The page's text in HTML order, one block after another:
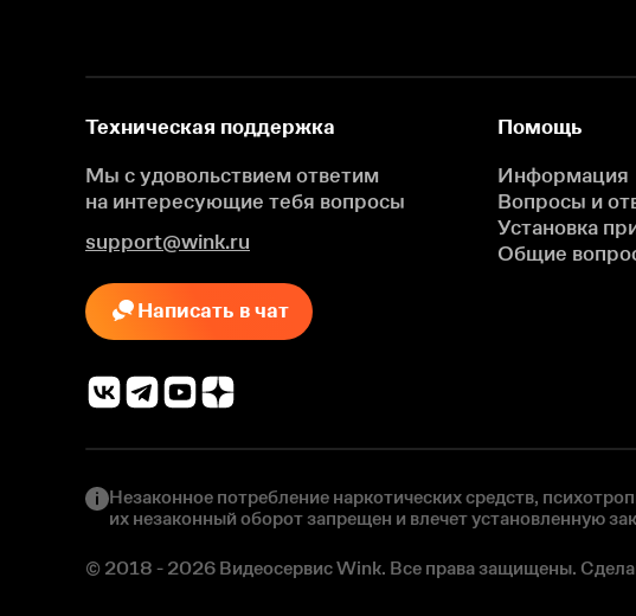
Техническая поддержка
Мы с удовольствием ответим
на интересующие тебя вопросы
support@wink.ru
Написать в чат
Помощь
Информация
Вопросы и
Установка
Общие
Незаконное потребление наркотических средств,
их незаконный оборот запрещен и влечет установленную
© 2018 - 2026 Видеосервис Wink. Все права защищены.